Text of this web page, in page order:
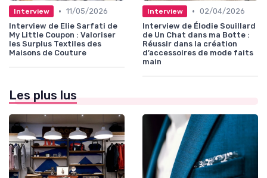
Interview • 11/05/2026
Interview de Elie Sarfati de
My Little Coupon : Valoriser
les Surplus Textiles des
Maisons de Couture
Interview • 02/04/2026
Interview de Élodie Souillard
de Un Chat dans ma Botte :
Réussir dans la création
d’accessoires de mode faits
main
Les plus lus